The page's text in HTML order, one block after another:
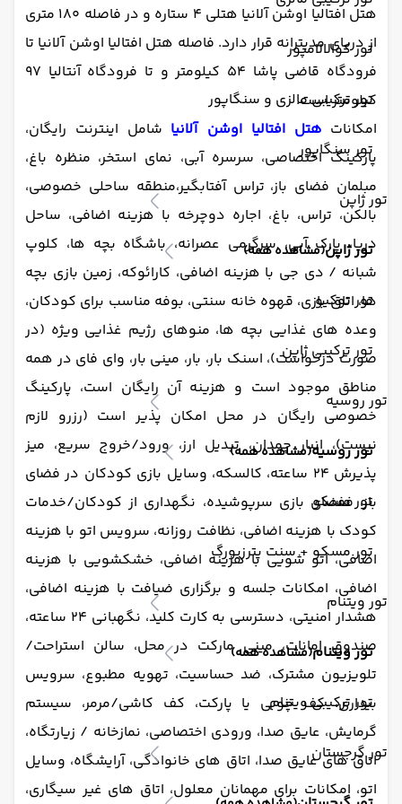
تور کوالالامپور
تور ترکیبی مالزی و سنگاپور
تور سنگاپور
تور ژاپن
تور ژاپن(مشاهده همه)
تور توکیو
تور ترکیبی ژاپن
تور روسیه
تور روسیه(مشاهده همه)
تور مسکو
تور مسکو + سنت پترزبورگ
تور ویتنام
تور ویتنام(مشاهده همه)
تور ترکیبی ویتنام
تور گرجستان
هتل افتالیا اوشن آلانیا هتلی 4 ستاره و در فاصله 180 متری
از دریای مدیترانه قرار دارد. فاصله هتل افتالیا اوشن آلانیا تا
فرودگاه قاضی پاشا 54 کیلومتر و تا فرودگاه آنتالیا 97
کیلومتر است.
امکانات هتل افتالیا اوشن آلانیا شامل اینترنت رایگان،
پارکینگ اختصاصی، سرسره آبی، نمای استخر، منظره باغ،
مبلمان فضای باز، تراس آفتابگیر،منطقه ساحلی خصوصی،
بالکن، تراس، باغ، اجاره دوچرخه با هزینه اضافی، ساحل
دریا، پارک آبی، سرگرمی عصرانه، باشگاه بچه ها، کلوپ
شبانه / دی جی با هزینه اضافی، کارائوکه، زمین بازی بچه
ها، اتاق بازی، قهوه خانه سنتی، بوفه مناسب برای کودکان،
وعده های غذایی بچه ها، منوهای رژیم غذایی ویژه (در
صورت درخواست)، اسنک بار، بار، مینی بار، وای فای در همه
مناطق موجود است و هزینه آن رایگان است، پارکینگ
خصوصی رایگان در محل امکان پذیر است (رزرو لازم
نیست)، انبار چمدان، تبدیل ارز، ورود/خروج سریع، میز
پذیرش 24 ساعته، کالسکه، وسایل بازی کودکان در فضای
باز، ففضای بازی سرپوشیده، نگهداری از کودکان/خدمات
کودک با هزینه اضافی، نظافت روزانه، سرویس اتو با هزینه
اضافی، اتو شویی با هزینه اضافی، خشکشویی با هزینه
اضافی، امکانات جلسه و برگزاری ضیافت با هزینه اضافی،
هشدار امنیتی، دسترسی به کارت کلید، نگهبانی 24 ساعته،
صندوق امانات، مینی مارکت در محل، سالن استراحت/
تلویزیون مشترک، ضد حساسیت، تهویه مطبوع، سرویس
بیداری، کف چوبی یا پارکت، کف کاشی/مرمر، سیستم
گرمایش، عایق صدا، ورودی اختصاصی، نمازخانه / زیارتگاه،
اتاق های عایق صدا، اتاق های خانوادگی، آرایشگاه، وسایل
اتو، امکانات برای مهمانان معلول، اتاق های غیر سیگاری،